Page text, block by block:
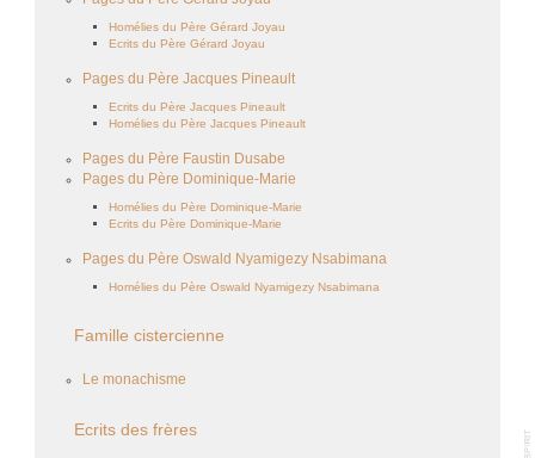
Homélies du Père Gérard Joyau
Ecrits du Père Gérard Joyau
Pages du Père Jacques Pineault
Ecrits du Père Jacques Pineault
Homélies du Père Jacques Pineault
Pages du Père Faustin Dusabe
Pages du Père Dominique-Marie
Homélies du Père Dominique-Marie
Ecrits du Père Dominique-Marie
Pages du Père Oswald Nyamigezy Nsabimana
Homélies du Père Oswald Nyamigezy Nsabimana
Famille cistercienne
Le monachisme
Ecrits des frères